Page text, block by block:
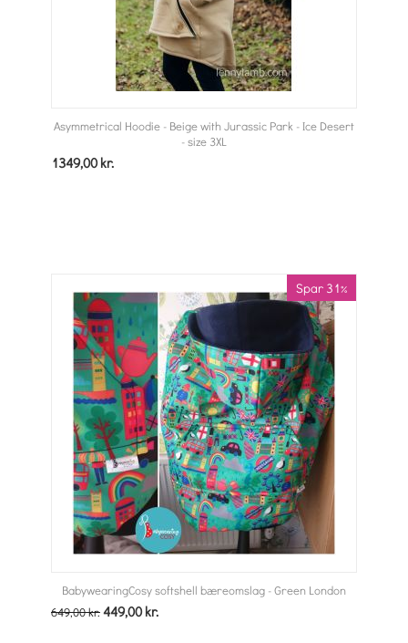
Asymmetrical Hoodie - Beige with Jurassic Park - Ice Desert
- size 3XL
1349,00 kr.
Spar 31%
BabywearingCosy softshell bæreomslag - Green London
649,00kr.449,00 kr.